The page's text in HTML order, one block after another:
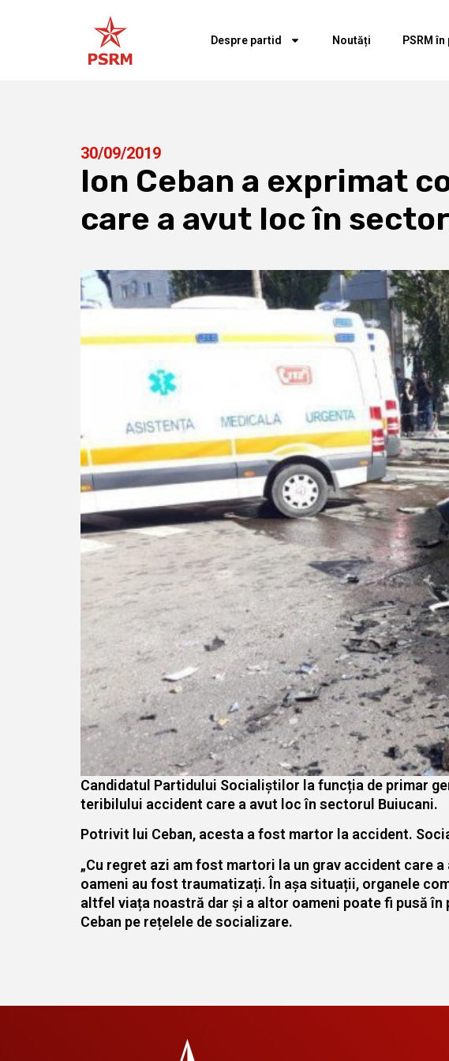
Despre partid Noutăți PSRM
30/09/2019
Ion Ceban a exprimat
care a avut loc în
Candidatul Partidului Socialiștilor la funcția de primar
teribilului accident care a avut loc în sectorul Buiucani.
Potrivit lui Ceban, acesta a fost martor la accident.
„Cu regret azi am fost martori la un grav accident care
oameni au fost traumatizați. În așa situații, organele
altfel viața noastră dar și a altor oameni poate fi pusă
Ceban pe rețelele de socializare.